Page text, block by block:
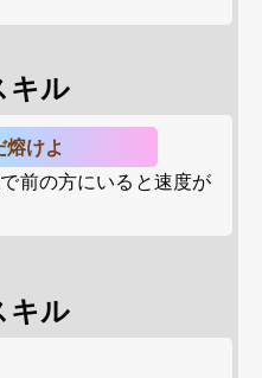
キル
けよ
前の方にいると速度が
キル